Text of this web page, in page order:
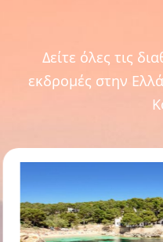
Δείτε όλες τις
εκδρομές στην